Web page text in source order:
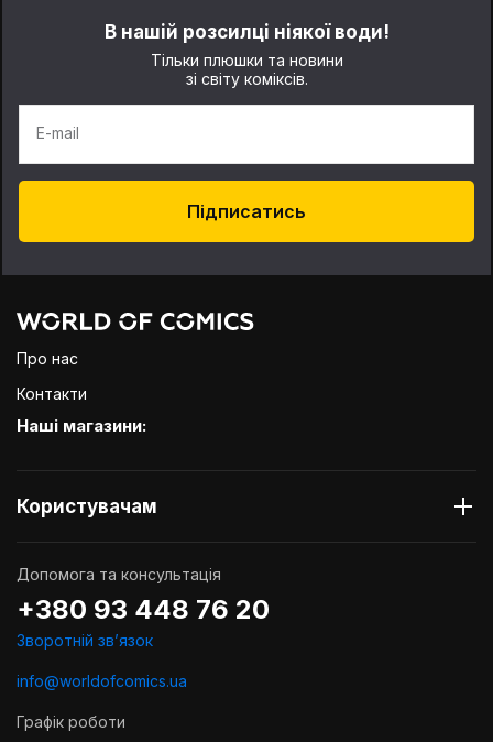
В нашій розсилці ніякої води!
Тільки плюшки та новини
зі світу коміксів.
E-mail
Підписатись
Про нас
Контакти
Наші магазини:
Користувачам
Допомога та консультація
+380 93 448 76 20
Зворотній звʼязок
info@worldofcomics.ua
Графік роботи